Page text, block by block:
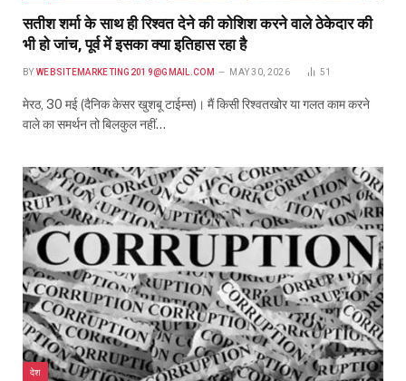
सतीश शर्मा के साथ ही रिश्वत देने की कोशिश करने वाले ठेकेदार की
भी हो जांच, पूर्व में इसका क्या इतिहास रहा है
BY WEBSITEMARKETING2019@GMAIL.COM MAY 30, 2026 51
मेरठ, 30 मई (दैनिक केसर खुशबू टाईम्स)। मैं किसी रिश्वतखोर या गलत काम करने
वाले का समर्थन तो बिलकुल नहीं…
देश